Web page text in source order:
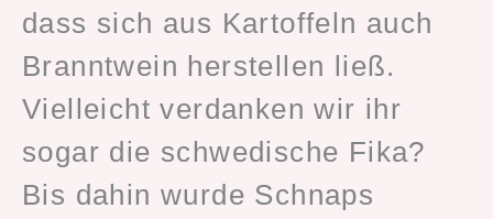
dass sich aus Kartoffeln auch
Branntwein herstellen ließ.
Vielleicht verdanken wir ihr
sogar die schwedische Fika?
Bis dahin wurde Schnaps